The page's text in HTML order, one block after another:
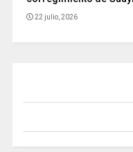
22 julio, 2026